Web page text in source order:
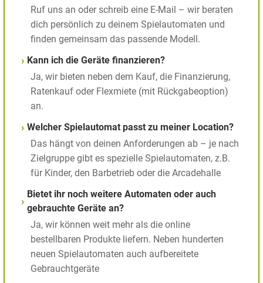
Ruf uns an oder schreib eine E-Mail – wir beraten
dich persönlich zu deinem Spielautomaten und
finden gemeinsam das passende Modell.
Kann ich die Geräte finanzieren?
Ja, wir bieten neben dem Kauf, die Finanzierung,
Ratenkauf oder Flexmiete (mit Rückgabeoption)
an.
Welcher Spielautomat passt zu meiner Location?
Das hängt von deinen Anforderungen ab – je nach
Zielgruppe gibt es spezielle Spielautomaten, z.B.
für Kinder, den Barbetrieb oder die Arcadehalle
Bietet ihr noch weitere Automaten oder auch
gebrauchte Geräte an?
Ja, wir können weit mehr als die online
bestellbaren Produkte liefern. Neben hunderten
neuen Spielautomaten auch aufbereitete
Gebrauchtgeräte